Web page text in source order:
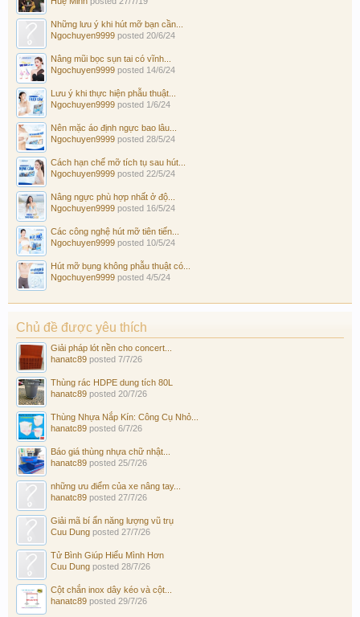
Những lưu ý khi hút mỡ bạn cần...
Ngochuyen9999 posted 20/6/24
Nâng mũi bọc sụn tai có vĩnh...
Ngochuyen9999 posted 14/6/24
Lưu ý khi thực hiện phẫu thuật...
Ngochuyen9999 posted 1/6/24
Nên mặc áo định ngực bao lâu...
Ngochuyen9999 posted 28/5/24
Cách hạn chế mỡ tích tụ sau hút...
Ngochuyen9999 posted 22/5/24
Nâng ngực phù hợp nhất ở độ...
Ngochuyen9999 posted 16/5/24
Các công nghệ hút mỡ tiên tiến...
Ngochuyen9999 posted 10/5/24
Hút mỡ bụng không phẫu thuật có...
Ngochuyen9999 posted 4/5/24
Chủ đề được yêu thích
Giải pháp lót nền cho concert...
hanatc89 posted 7/7/26
Thùng rác HDPE dung tích 80L
hanatc89 posted 20/7/26
Thùng Nhựa Nắp Kín: Công Cụ Nhỏ...
hanatc89 posted 6/7/26
Báo giá thùng nhựa chữ nhật...
hanatc89 posted 25/7/26
những ưu điểm của xe nâng tay...
hanatc89 posted 27/7/26
Giải mã bí ẩn năng lượng vũ trụ
Cuu Dung posted 27/7/26
Tử Bình Giúp Hiểu Mình Hơn
Cuu Dung posted 28/7/26
Cột chắn inox dây kéo và cột...
hanatc89 posted 29/7/26